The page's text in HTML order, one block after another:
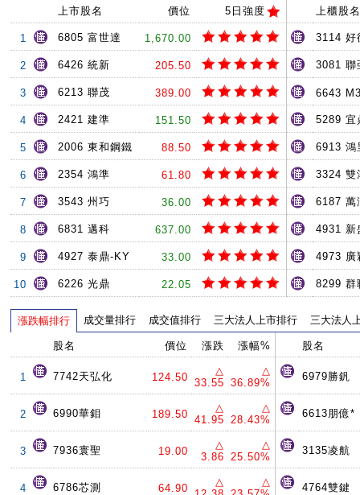
上市股名 價位 5日強度
1 6805 富世達 1,670.00
2 6426 統新 205.50
3 6213 聯茂 389.00
4 2421 建準 151.50
5 2006 東和鋼鐵 88.50
6 2354 鴻準 61.80
7 3543 州巧 36.00
8 6831 邁科 637.00
9 4927 泰鼎-KY 33.00
10 6226 光鼎 22.05
上櫃股名
3114 好
3081 聯
6643
5289 宜
6913 鴻
3324 雙
6187 萬
4931 新
4973 廣
8299 群
漲跌幅排行 成交量排行 成交值排行 三大法人上市排行 三大法人
股名 價位 漲跌 漲幅%
1 7742天弘化 124.50
△
33.55
△
36.89%
2 6990華鉬 189.50
△
41.95
△
28.43%
3 7936寰聖 19.00
△
3.86
△
25.50%
4 6786芯測 64.90
△
△
股名
6979勝釩
6613朋億*
3135凌航
4764雙鍵